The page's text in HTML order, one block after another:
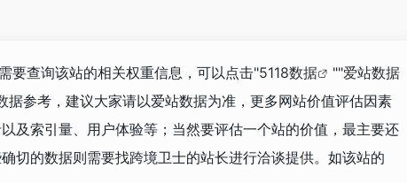
要查询该站的相关权重信息，可以点击"5118数据 ""爱站数据
据参考，建议大家请以爱站数据为准，更多网站价值评估因素
及索引量、用户体验等；当然要评估一个站的价值，最主要还
切的数据则需要找跨境卫士的站长进行洽谈提供。如该站的